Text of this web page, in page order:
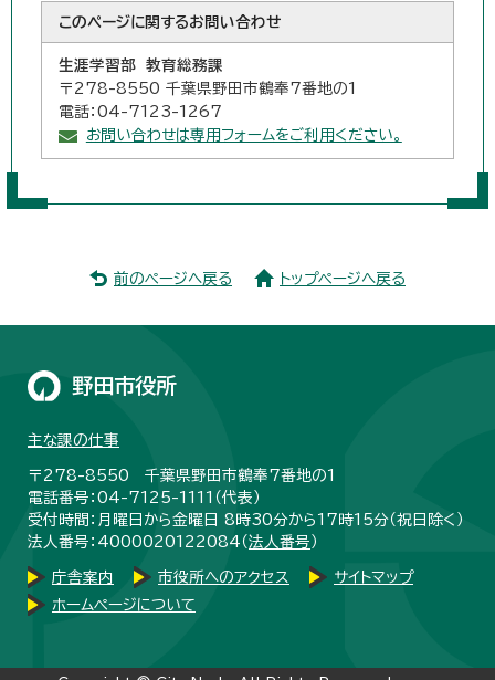
このページに関するお問い合わせ
生涯学習部 教育総務課
〒278-8550 千葉県野田市鶴奉7番地の1
電話：04-7123-1267
お問い合わせは専用フォームをご利用ください。
前のページへ戻る トップページへ戻る
野田市役所
主な課の仕事
〒278-8550 千葉県野田市鶴奉7番地の1
電話番号：04-7125-1111（代表）
受付時間：月曜日から金曜日 8時30分から17時15分（祝日除く）
法人番号：4000020122084（法人番号 ）
庁舎案内 市役所へのアクセス
サイトマップ
ホームページについて